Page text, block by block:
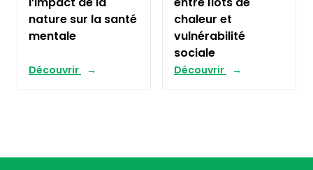
nature sur la santé
mentale
Découvrir
chaleur et
vulnérabilité
sociale
Découvrir